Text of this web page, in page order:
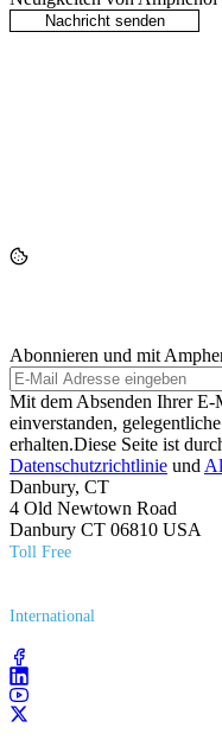
Abonnieren und mit
Mit dem Absenden Ihrer
einverstanden,
erhalten.Diese Seite ist
Datenschutzrichtlinie und
Danbury, CT
4 Old Newtown Road
Danbury CT 06810 USA
Toll Free
International